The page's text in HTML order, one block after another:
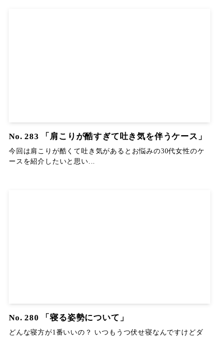
No. 283 「肩こりが酷すぎて吐き気を伴うケース」
今回は肩こりが酷くて吐き気があるとお悩みの30代女性のケ
ースを紹介したいと思い...
No. 280 「寝る姿勢について」
どんな寝方が1番いいの？ いつもうつ伏せ寝なんですけどダ